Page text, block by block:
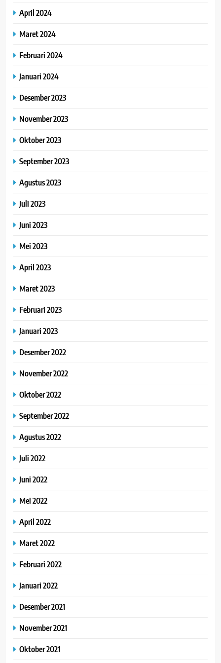
April 2024
Maret 2024
Februari 2024
Januari 2024
Desember 2023
November 2023
Oktober 2023
September 2023
Agustus 2023
Juli 2023
Juni 2023
Mei 2023
April 2023
Maret 2023
Februari 2023
Januari 2023
Desember 2022
November 2022
Oktober 2022
September 2022
Agustus 2022
Juli 2022
Juni 2022
Mei 2022
April 2022
Maret 2022
Februari 2022
Januari 2022
Desember 2021
November 2021
Oktober 2021